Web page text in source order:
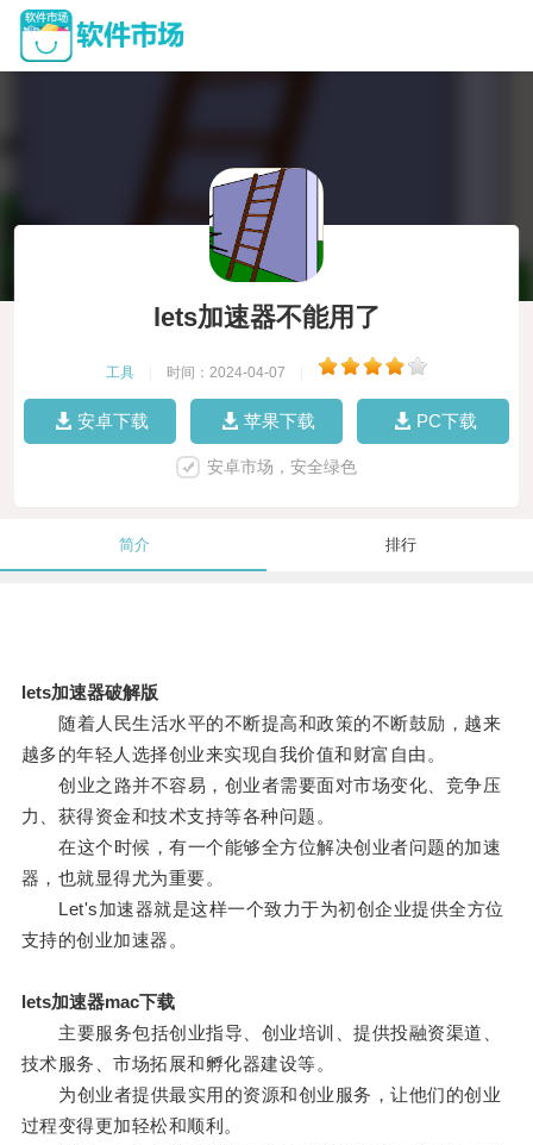
lets加速器不能用了
工具 时间：2024-04-07
安卓下载 苹果下载 PC下载
安卓市场，安全绿色
简介 排行
lets加速器破解版
随着人民生活水平的不断提高和政策的不断鼓励，越来
越多的年轻人选择创业来实现自我价值和财富自由。
创业之路并不容易，创业者需要面对市场变化、竞争压
力、获得资金和技术支持等各种问题。
在这个时候，有一个能够全方位解决创业者问题的加速
器，也就显得尤为重要。
Let's加速器就是这样一个致力于为初创企业提供全方位
支持的创业加速器。
lets加速器mac下载
主要服务包括创业指导、创业培训、提供投融资渠道、
技术服务、市场拓展和孵化器建设等。
为创业者提供最实用的资源和创业服务，让他们的创业
过程变得更加轻松和顺利。